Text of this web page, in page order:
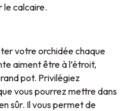
le calcaire.
votre orchidée chaque
aiment être à l’étroit,
pot. Privilégiez
vous pourrez mettre dans
sûr. Il vous permet de